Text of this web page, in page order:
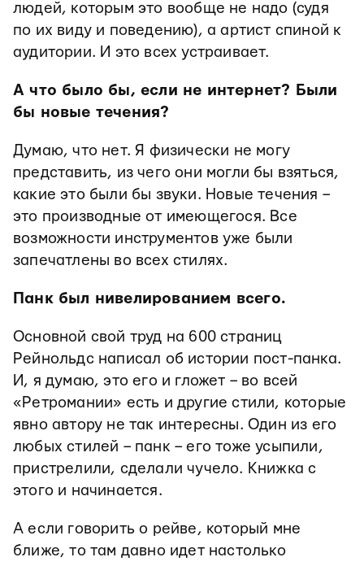
людей, которым это вообще не надо (судя
по их виду и поведению), а артист спиной к
аудитории. И это всех устраивает.
А что было бы, если не интернет? Были
бы новые течения?
Думаю, что нет. Я физически не могу
представить, из чего они могли бы взяться,
какие это были бы звуки. Новые течения –
это производные от имеющегося. Все
возможности инструментов уже были
запечатлены во всех стилях.
Панк был нивелированием всего.
Основной свой труд на 600 страниц
Рейнольдс написал об истории пост-панка.
И, я думаю, это его и гложет – во всей
«Ретромании» есть и другие стили, которые
явно автору не так интересны. Один из его
любых стилей – панк – его тоже усыпили,
пристрелили, сделали чучело. Книжка с
этого и начинается.
А если говорить о рейве, который мне
ближе, то там давно идет настолько